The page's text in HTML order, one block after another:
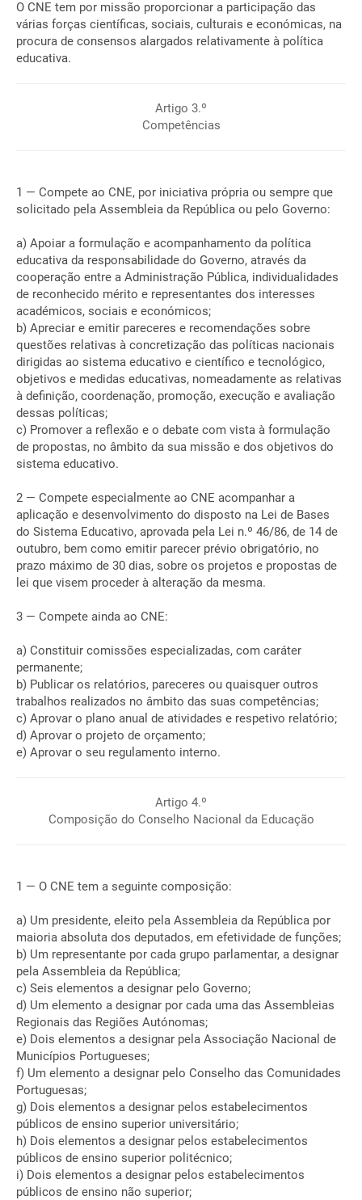
O CNE tem por missão proporcionar a participação das
várias forças científicas, sociais, culturais e económicas, na
procura de consensos alargados relativamente à política
educativa.
Artigo 3.º
Competências
1 — Compete ao CNE, por iniciativa própria ou sempre que
solicitado pela Assembleia da República ou pelo Governo:
a) Apoiar a formulação e acompanhamento da política
educativa da responsabilidade do Governo, através da
cooperação entre a Administração Pública, individualidades
de reconhecido mérito e representantes dos interesses
académicos, sociais e económicos;
b) Apreciar e emitir pareceres e recomendações sobre
questões relativas à concretização das políticas nacionais
dirigidas ao sistema educativo e científico e tecnológico,
objetivos e medidas educativas, nomeadamente as relativas
à definição, coordenação, promoção, execução e avaliação
dessas políticas;
c) Promover a reflexão e o debate com vista à formulação
de propostas, no âmbito da sua missão e dos objetivos do
sistema educativo.
2 — Compete especialmente ao CNE acompanhar a
aplicação e desenvolvimento do disposto na Lei de Bases
do Sistema Educativo, aprovada pela Lei n.º 46/86, de 14 de
outubro, bem como emitir parecer prévio obrigatório, no
prazo máximo de 30 dias, sobre os projetos e propostas de
lei que visem proceder à alteração da mesma.
3 — Compete ainda ao CNE:
a) Constituir comissões especializadas, com caráter
permanente;
b) Publicar os relatórios, pareceres ou quaisquer outros
trabalhos realizados no âmbito das suas competências;
c) Aprovar o plano anual de atividades e respetivo relatório;
d) Aprovar o projeto de orçamento;
e) Aprovar o seu regulamento interno.
Artigo 4.º
Composição do Conselho Nacional da Educação
1 — O CNE tem a seguinte composição:
a) Um presidente, eleito pela Assembleia da República por
maioria absoluta dos deputados, em efetividade de funções;
b) Um representante por cada grupo parlamentar, a designar
pela Assembleia da República;
c) Seis elementos a designar pelo Governo;
d) Um elemento a designar por cada uma das Assembleias
Regionais das Regiões Autónomas;
e) Dois elementos a designar pela Associação Nacional de
Municípios Portugueses;
f) Um elemento a designar pelo Conselho das Comunidades
Portuguesas;
g) Dois elementos a designar pelos estabelecimentos
públicos de ensino superior universitário;
h) Dois elementos a designar pelos estabelecimentos
públicos de ensino superior politécnico;
i) Dois elementos a designar pelos estabelecimentos
públicos de ensino não superior;